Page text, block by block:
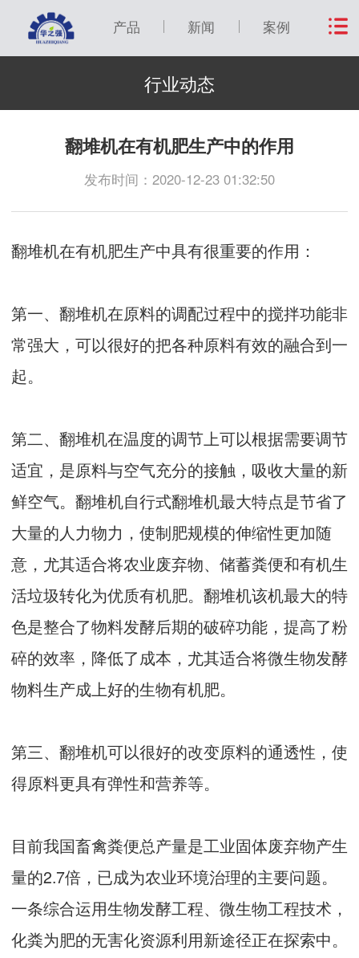
产品 新闻 案例
行业动态
翻堆机在有机肥生产中的作用
发布时间：2020-12-23 01:32:50
翻堆机在有机肥生产中具有很重要的作用：
第一、翻堆机在原料的调配过程中的搅拌功能非
常强大，可以很好的把各种原料有效的融合到一
起。
第二、翻堆机在温度的调节上可以根据需要调节
适宜，是原料与空气充分的接触，吸收大量的新
鲜空气。翻堆机自行式翻堆机最大特点是节省了
大量的人力物力，使制肥规模的伸缩性更加随
意，尤其适合将农业废弃物、储蓄粪便和有机生
活垃圾转化为优质有机肥。翻堆机该机最大的特
色是整合了物料发酵后期的破碎功能，提高了粉
碎的效率，降低了成本，尤其适合将微生物发酵
物料生产成上好的生物有机肥。
第三、翻堆机可以很好的改变原料的通透性，使
得原料更具有弹性和营养等。
目前我国畜禽粪便总产量是工业固体废弃物产生
量的2.7倍，已成为农业环境治理的主要问题。
一条综合运用生物发酵工程、微生物工程技术，
化粪为肥的无害化资源利用新途径正在探索中。